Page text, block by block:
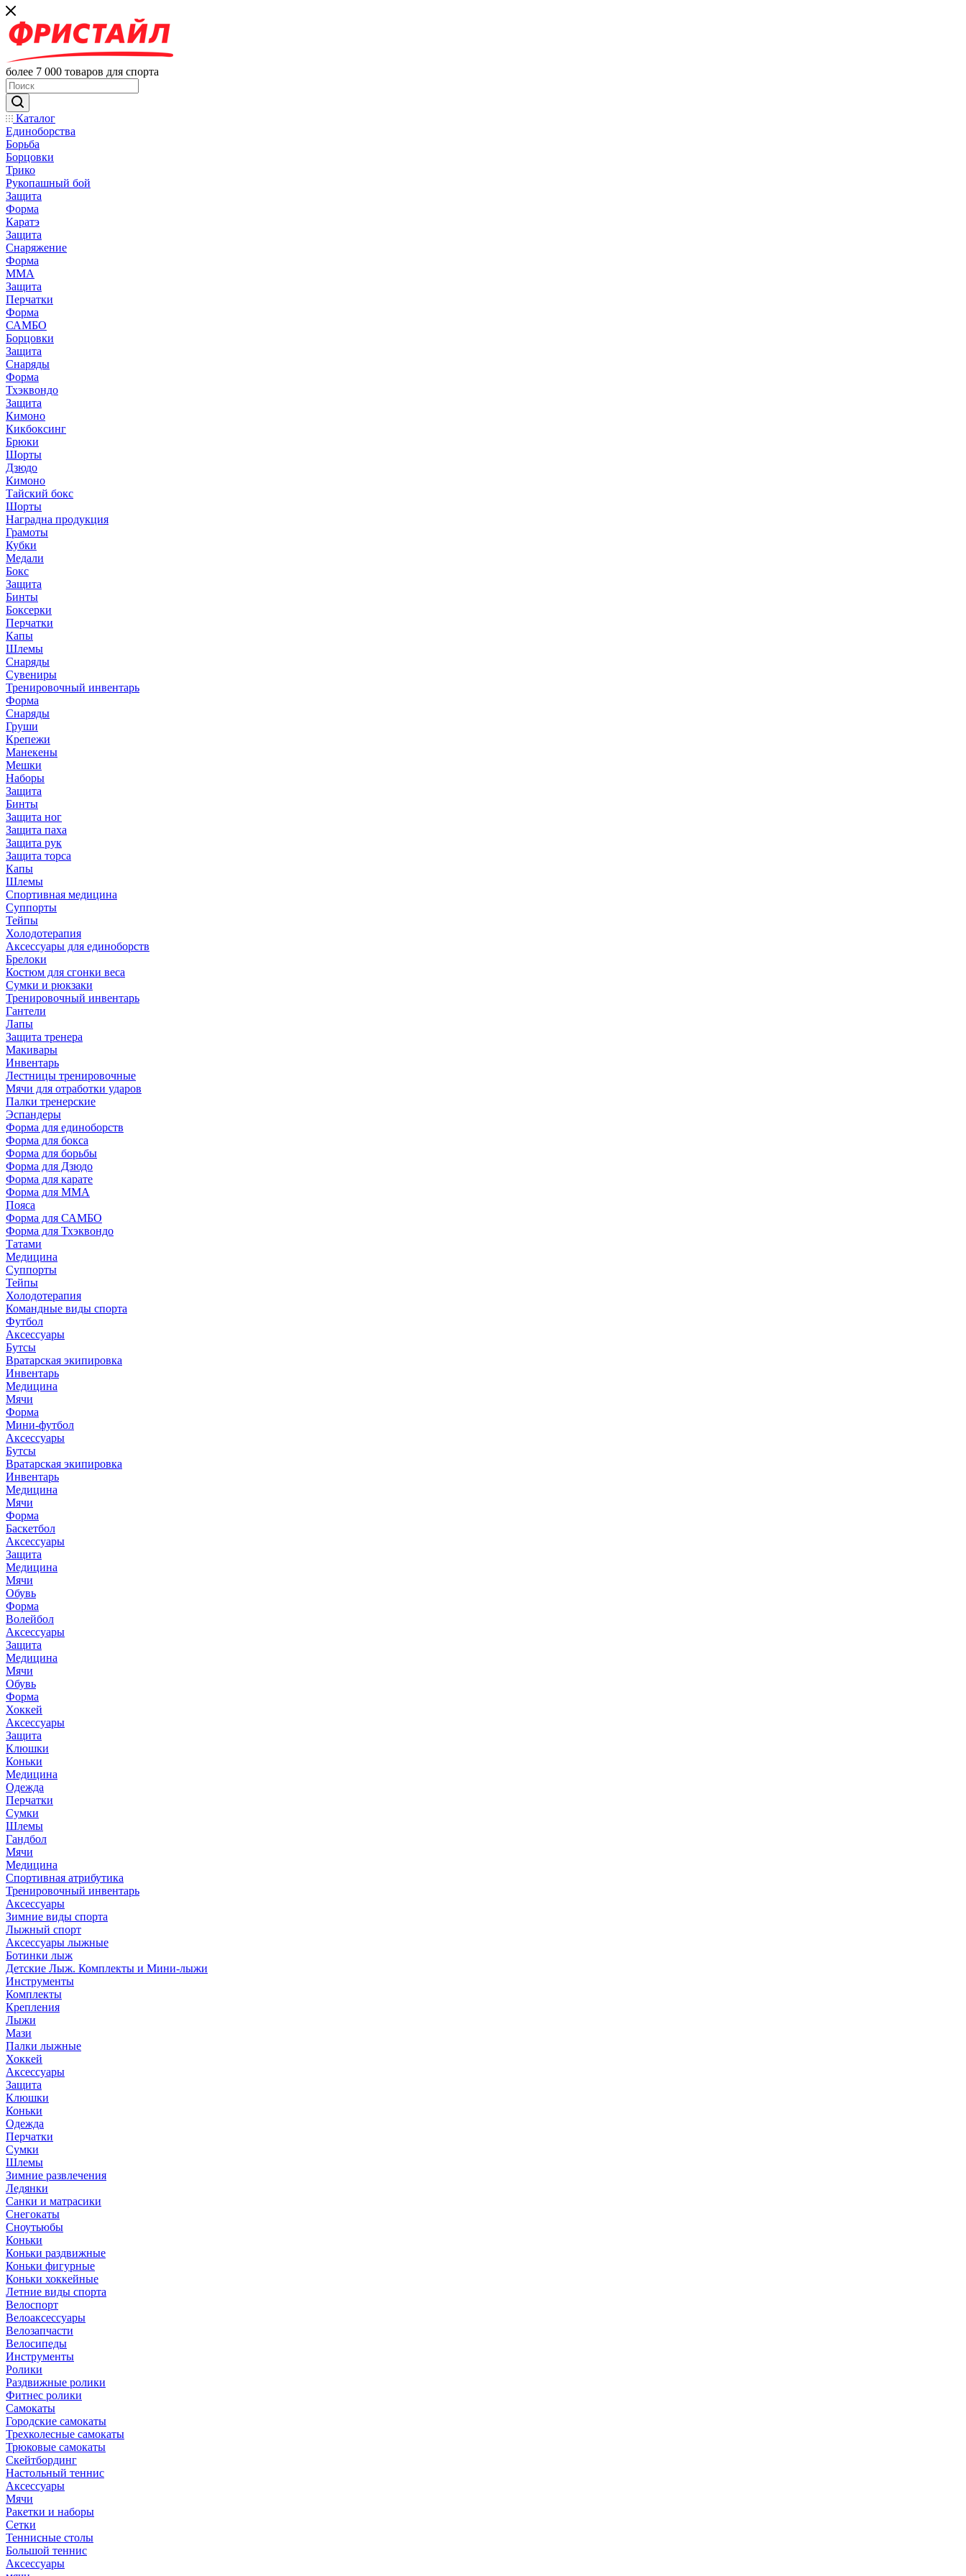
более 7 000 товаров для спорта
Каталог
Единоборства
Борьба
Борцовки
Трико
Рукопашный бой
Защита
Форма
Каратэ
Защита
Снаряжение
Форма
ММА
Защита
Перчатки
Форма
САМБО
Борцовки
Защита
Снаряды
Форма
Тхэквондо
Защита
Кимоно
Кикбоксинг
Брюки
Шорты
Дзюдо
Кимоно
Тайский бокс
Шорты
Наградна продукция
Грамоты
Кубки
Медали
Бокс
Защита
Бинты
Боксерки
Перчатки
Капы
Шлемы
Снаряды
Сувениры
Тренировочный инвентарь
Форма
Снаряды
Груши
Крепежи
Манекены
Мешки
Наборы
Защита
Бинты
Защита ног
Защита паха
Защита рук
Защита торса
Капы
Шлемы
Спортивная медицина
Суппорты
Тейпы
Холодотерапия
Аксессуары для единоборств
Брелоки
Костюм для сгонки веса
Сумки и рюкзаки
Тренировочный инвентарь
Гантели
Лапы
Защита тренера
Макивары
Инвентарь
Лестницы тренировочные
Мячи для отработки ударов
Палки тренерские
Эспандеры
Форма для единоборств
Форма для бокса
Форма для борьбы
Форма для Дзюдо
Форма для карате
Форма для MMA
Пояса
Форма для САМБО
Форма для Тхэквондо
Татами
Медицина
Суппорты
Тейпы
Холодотерапия
Командные виды спорта
Футбол
Аксессуары
Бутсы
Вратарская экипировка
Инвентарь
Медицина
Мячи
Форма
Мини-футбол
Аксессуары
Бутсы
Вратарская экипировка
Инвентарь
Медицина
Мячи
Форма
Баскетбол
Аксессуары
Защита
Медицина
Мячи
Обувь
Форма
Волейбол
Аксессуары
Защита
Медицина
Мячи
Обувь
Форма
Хоккей
Аксессуары
Защита
Клюшки
Коньки
Медицина
Одежда
Перчатки
Сумки
Шлемы
Гандбол
Мячи
Медицина
Спортивная атрибутика
Тренировочный инвентарь
Аксессуары
Зимние виды спорта
Лыжный спорт
Аксессуары лыжные
Ботинки лыж
Детские Лыж. Комплекты и Мини-лыжи
Инструменты
Комплекты
Крепления
Лыжи
Мази
Палки лыжные
Хоккей
Аксессуары
Защита
Клюшки
Коньки
Одежда
Перчатки
Сумки
Шлемы
Зимние развлечения
Ледянки
Санки и матрасики
Снегокаты
Сноутьюбы
Коньки
Коньки раздвижные
Коньки фигурные
Коньки хоккейные
Летние виды спорта
Велоспорт
Велоаксессуары
Велозапчасти
Велосипеды
Инструменты
Ролики
Раздвижные ролики
Фитнес ролики
Самокаты
Городские самокаты
Трехколесные самокаты
Трюковые самокаты
Скейтбординг
Настольный теннис
Аксессуары
Мячи
Ракетки и наборы
Сетки
Теннисные столы
Большой теннис
Аксессуары